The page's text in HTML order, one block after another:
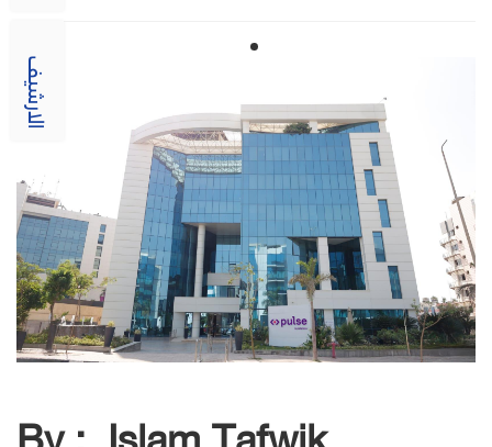
الارشيف
By : Islam Tafwik